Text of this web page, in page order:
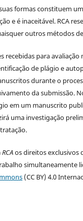
formas constituem
e é inaceitável. RCA
outros métodos
recebidas para avaliação
de plágio e
durante o
da submissão.
em um manuscrito
uma investigação
RCAos direitos exclusivos
simultaneamente
(CC BY) 4.0